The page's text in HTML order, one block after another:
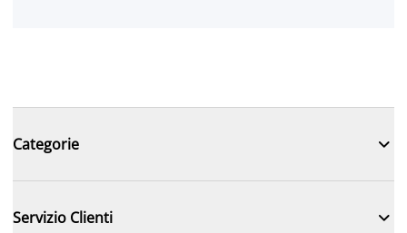
Categorie 
Servizio Clienti 